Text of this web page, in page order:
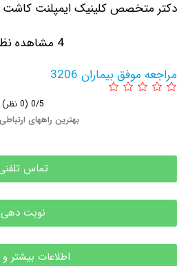
کلینیک ايمپلنت كاشت دندان
بیماران 3206
بهترین راههای ارتباطی این دکتر
تماس تلفنی
نوبت دهی
اطلاعات بیشتر و آدرس